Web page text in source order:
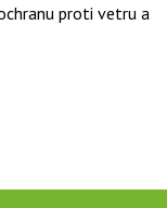
proti vetru a